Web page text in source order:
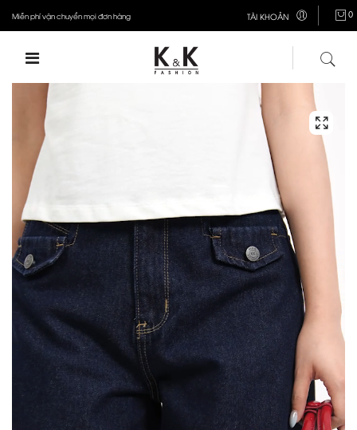
Miễn phí vận chuyển mọi đơn hàng TÀI KHOẢN 0